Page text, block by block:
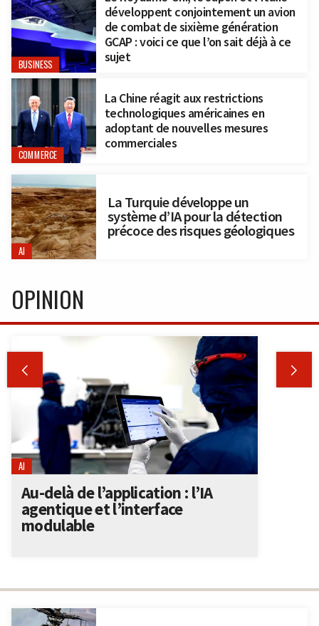
BUSINESS
développent conjointement un avion
de combat de sixième génération
GCAP : voici ce que l’on sait déjà à ce
sujet
COMMERCE
La Chine réagit aux restrictions
technologiques américaines en
adoptant de nouvelles mesures
commerciales
AI
La Turquie développe un
système d’IA pour la détection
précoce des risques géologiques
OPINION
 
AI
Au-delà de l’application : l’IA
agentique et l’interface
modulable